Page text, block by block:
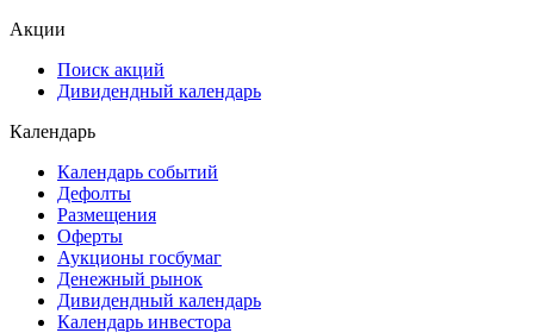
Акции
Поиск акций
Дивидендный календарь
Календарь
Календарь событий
Дефолты
Размещения
Оферты
Аукционы госбумаг
Денежный рынок
Дивидендный календарь
Календарь инвестора